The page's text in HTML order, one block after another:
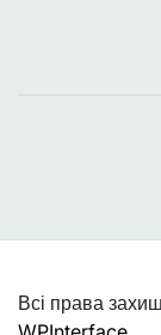
Всі права